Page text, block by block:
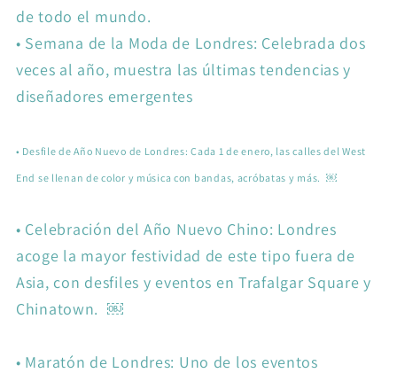
de todo el mundo.
• Semana de la Moda de Londres: Celebrada dos
veces al año, muestra las últimas tendencias y
diseñadores emergentes
• Desfile de Año Nuevo de Londres: Cada 1 de enero, las calles del West
End se llenan de color y música con bandas, acróbatas y más. ￼
• Celebración del Año Nuevo Chino: Londres
acoge la mayor festividad de este tipo fuera de
Asia, con desfiles y eventos en Trafalgar Square y
Chinatown. ￼
• Maratón de Londres: Uno de los eventos